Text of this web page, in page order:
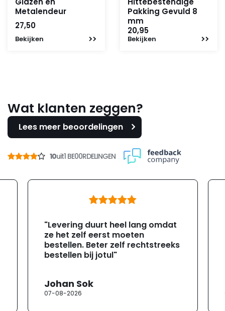
Metalendeur
27,50
Bekijken
Pakking Gevuld 8
mm
20,95
Bekijken
Wat klanten zeggen?
Lees meer beoordelingen
10uit1 BE00RDELINGEN
"Levering duurt heel lang omdat
ze het zelf eerst moeten
bestellen. Beter zelf rechtstreeks
bestellen bij jotul"
Johan Sok
07-08-2026